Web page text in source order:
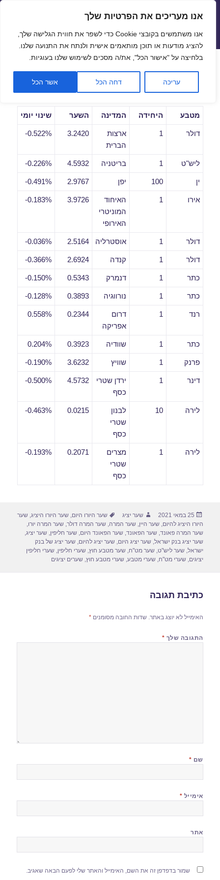
פתח
אנו מעריכים את הפרטיות שלך
אנו משתמשים בקובצי Cookie כדי לשפר את חווית הגלישה שלך,
להציג מודעות או תוכן מותאמים אישית ולנתח את התנועה שלנו.
בלחיצה על "אישור הכל", את/ה מסכים לשימוש שלנו בעוגיות.
עריכה דחה הכל אשר הכל
שערי חליפין יציגים – שער יציג
תפריטים
ווידג'טים
שערי חליפין יומיים לתאריך
25/05/2021
מטבע היחידה המדינה השער שינוי יומי
דולר 1
ארצות
הברית
3.2420
0.522%-
ליש"ט 1 בריטניה 4.5932
0.226%-
ין 100 יפן 2.9767
0.491%-
אירו 1
האיחוד
המוניטרי
האירופי
3.9726
0.183%-
דולר 1 אוסטרליה 2.5164
0.036%-
דולר 1 קנדה 2.6924
0.366%-
כתר 1 דנמרק 0.5343
0.150%-
כתר 1 נורווגיה 0.3893
0.128%-
רנד 1
דרום
אפריקה
0.2344
0.558%
כתר 1 שוודיה 0.3923
0.204%
פרנק 1 שוויץ 3.6232
0.190%-
דינר 1
ירדן שטרי
כסף
4.5732
0.500%-
לירה 10
לבנון
שטרי
כסף
0.0215
0.463%-
לירה 1
מצרים
שטרי
כסף
0.2071
0.193%-
פורסם
בתאריך
25 במאי 2021 מחבר
שער יציג תגיות
שער היורו היום,שער היורו היציג,שער
היורו היציג להיום,שער היין,שער המרה,שער המרה דולר,שער המרה יורו,
שער המרה פאונד,שער הפאונד,שער הפאונד היום,שער חליפין,שער יציג,
שער יציג בנק ישראל,שער יציג היום,שער יציג להיום,שער יציג של בנק
ישראל,שער ליש"ט,שער מט"ח,שער מטבע חוץ,שערי חליפין,שערי חליפין
יציגים,שערי מט"ח,שערי מטבע,שערי מטבע חוץ,שערים יציגים
כתיבת תגובה
האימייל לא יוצג באתר. שדות החובה מסומנים*
התגובה שלך *
שם *
אימייל *
אתר
שמור בדפדפן זה את השם, האימייל והאתר שלי לפעם הבאה שאגיב.